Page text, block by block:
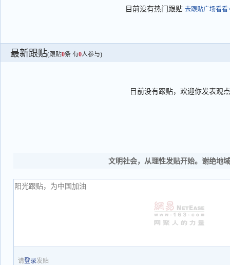
目前没有热门跟贴 去跟贴广场看看
最新跟贴(跟贴0条 有0人参与)
目前没有跟贴，欢迎你发表观点
文明社会，从理性发贴开始。谢绝地
请登录发贴